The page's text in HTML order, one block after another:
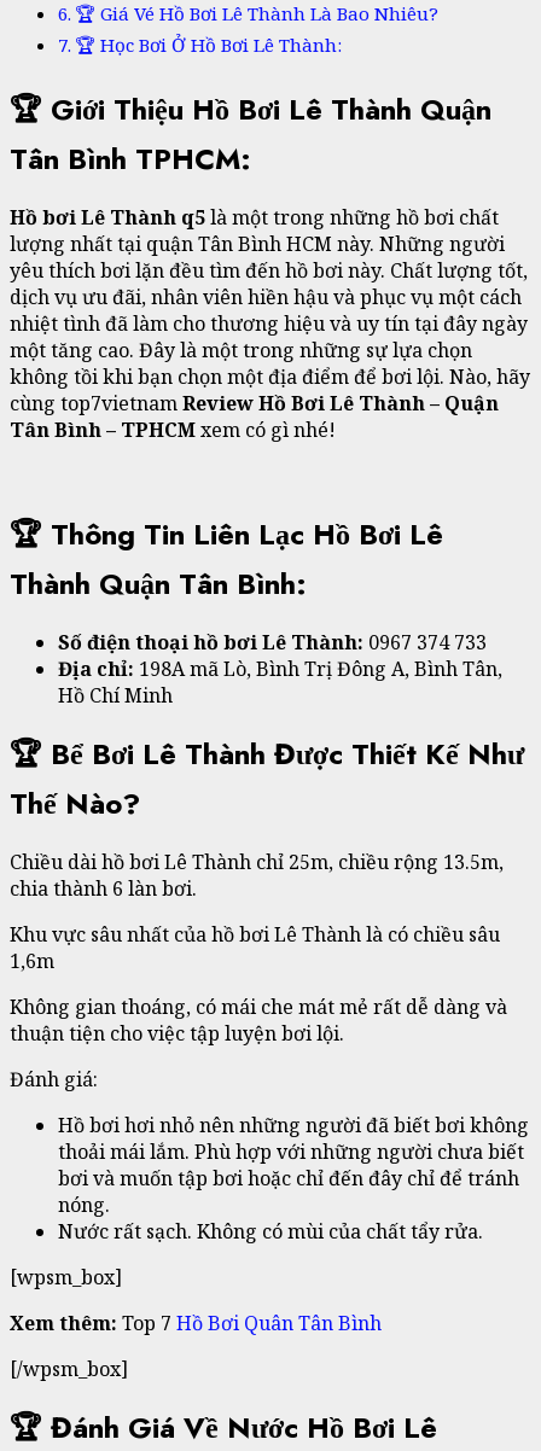
🏆 Giá Vé Hồ Bơi Lê Thành Là Bao Nhiêu?
🏆 Học Bơi Ở Hồ Bơi Lê Thành:
🏆 Giới Thiệu Hồ Bơi Lê Thành Quận
Tân Bình TPHCM:
Hồ bơi Lê Thành q5là một trong những hồ bơi chất
lượng nhất tại quận Tân Bình HCM này. Những người
yêu thích bơi lặn đều tìm đến hồ bơi này. Chất lượng tốt,
dịch vụ ưu đãi, nhân viên hiền hậu và phục vụ một cách
nhiệt tình đã làm cho thương hiệu và uy tín tại đây ngày
một tăng cao. Đây là một trong những sự lựa chọn
không tồi khi bạn chọn một địa điểm để bơi lội. Nào, hãy
cùng top7vietnamReview Hồ Bơi Lê Thành – Quận
Tân Bình – TPHCMxem có gì nhé!
🏆 Thông Tin Liên Lạc Hồ Bơi Lê
Thành Quận Tân Bình:
Số điện thoại hồ bơi Lê Thành: 0967 374 733
Địa chỉ: 198A mã Lò, Bình Trị Đông A, Bình Tân,
Hồ Chí Minh
🏆 Bể Bơi Lê Thành Được Thiết Kế Như
Thế Nào?
Chiều dài hồ bơi Lê Thành chỉ 25m, chiều rộng 13.5m,
chia thành 6 làn bơi.
Khu vực sâu nhất của hồ bơi Lê Thành là có chiều sâu
1,6m
Không gian thoáng, có mái che mát mẻ rất dễ dàng và
thuận tiện cho việc tập luyện bơi lội.
Đánh giá:
Hồ bơi hơi nhỏ nên những người đã biết bơi không
thoải mái lắm. Phù hợp với những người chưa biết
bơi và muốn tập bơi hoặc chỉ đến đây chỉ để tránh
nóng.
Nước rất sạch. Không có mùi của chất tẩy rửa.
[wpsm_box]
Xem thêm: Top 7 Hồ Bơi Quân Tân Bình
[/wpsm_box]
🏆 Đánh Giá Về Nước Hồ Bơi Lê